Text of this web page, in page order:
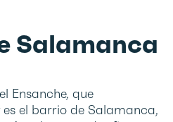
Salamanca
Ensanche, que
el barrio de Salamanca,